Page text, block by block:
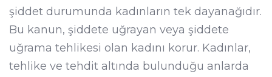
şiddet durumunda kadınların tek dayanağıdır.
Bu kanun, şiddete uğrayan veya şiddete
uğrama tehlikesi olan kadını korur. Kadınlar,
tehlike ve tehdit altında bulunduğu anlarda